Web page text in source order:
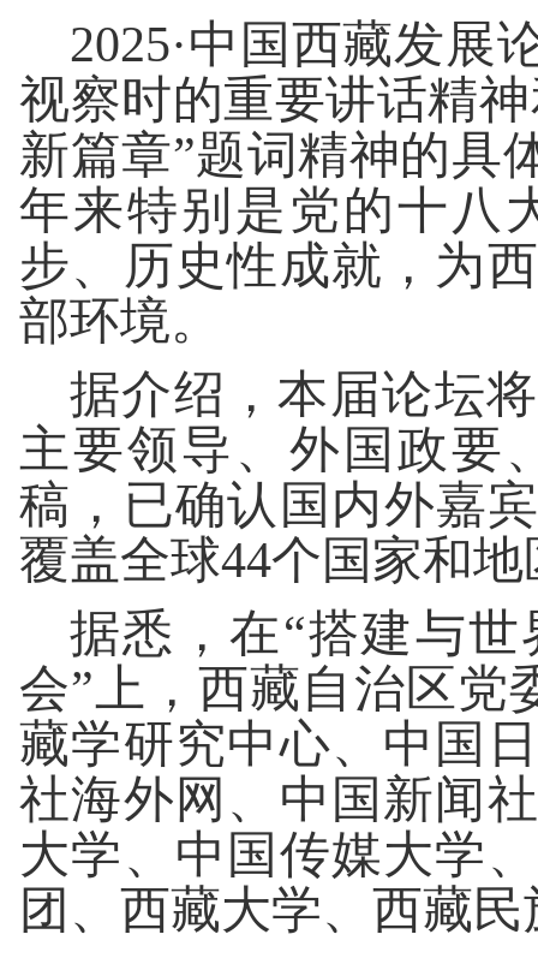
2025·中国西藏发展
视察时的重要讲话精
新篇章”题词精神的具
年来特别是党的十八
步、历史性成就，为
部环境。
据介绍，本届论坛
主要领导、外国政要
稿，已确认国内外嘉
覆盖全球44个国家和
据悉，在“搭建与
会”上，西藏自治区党
藏学研究中心、中国
社海外网、中国新闻
大学、中国传媒大学
团、西藏大学、西藏